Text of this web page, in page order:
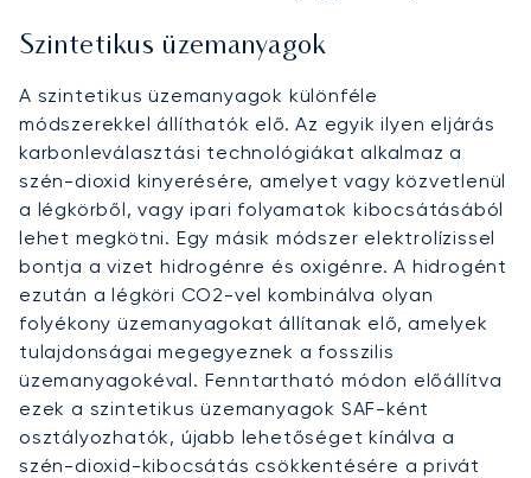
Szintetikus üzemanyagok
A szintetikus üzemanyagok különféle
módszerekkel állíthatók elő. Az egyik ilyen eljárás
karbonleválasztási technológiákat alkalmaz a
szén-dioxid kinyerésére, amelyet vagy közvetlenül
a légkörből, vagy ipari folyamatok kibocsátásából
lehet megkötni. Egy másik módszer elektrolízissel
bontja a vizet hidrogénre és oxigénre. A hidrogént
ezután a légköri CO2-vel kombinálva olyan
folyékony üzemanyagokat állítanak elő, amelyek
tulajdonságai megegyeznek a fosszilis
üzemanyagokéval. Fenntartható módon előállítva
ezek a szintetikus üzemanyagok SAF-ként
osztályozhatók, újabb lehetőséget kínálva a
szén-dioxid-kibocsátás csökkentésére a privát